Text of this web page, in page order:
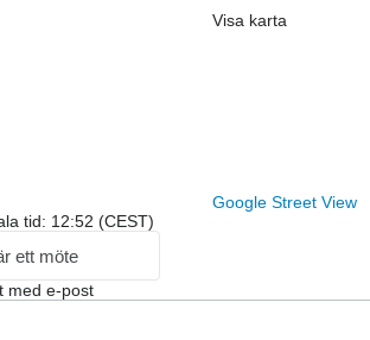
Visa karta
Google Street View
tid: 12:52 (CEST)
ett möte
med e-post